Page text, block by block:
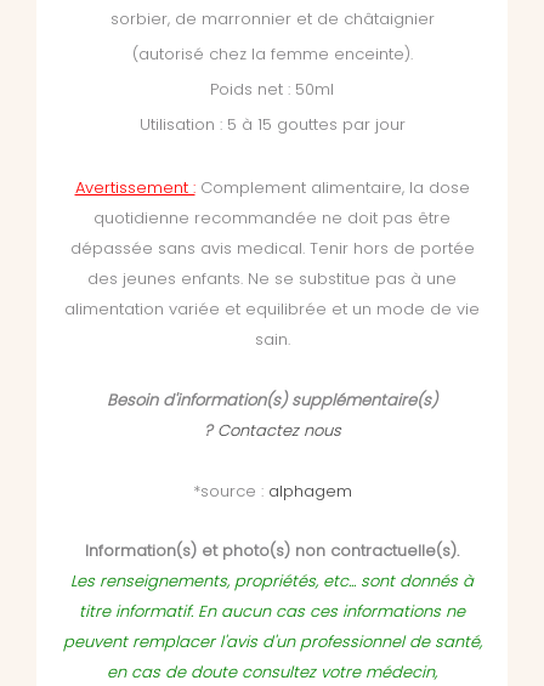
sorbier, de marronnier et de châtaignier
(autorisé chez la femme enceinte).
Poids net : 50ml
Utilisation : 5 à 15 gouttes par jour
Avertissement :Complement alimentaire, la dose
quotidienne recommandée ne doit pas être
dépassée sans avis medical. Tenir hors de portée
des jeunes enfants. Ne se substitue pas à une
alimentation variée et equilibrée et un mode de vie
sain.
Besoin d'information(s) supplémentaire(s)
?Contactez nous
*source : alphagem
Information(s) et photo(s) non contractuelle(s).
Les renseignements, propriétés, etc... sont donnés à
titre informatif. En aucun cas ces informations ne
peuvent remplacer l'avis d'un professionnel de santé,
en cas de doute consultez votre médecin,